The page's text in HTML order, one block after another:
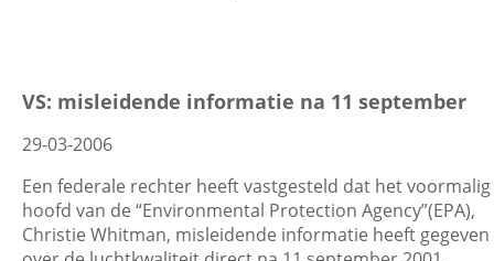
VS: misleidende informatie na 11 september
29-03-2006
Een federale rechter heeft vastgesteld dat het voormalig
hoofd van de “Environmental Protection Agency”(EPA),
Christie Whitman, misleidende informatie heeft gegeven